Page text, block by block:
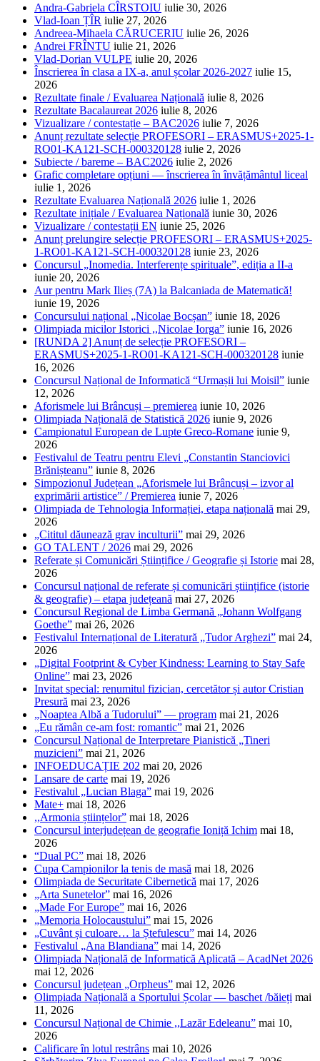
Andra-Gabriela CÎRSTOIU iulie 30, 2026
Vlad-Ioan ȚÎR iulie 27, 2026
Andreea-Mihaela CĂRUCERIU iulie 26, 2026
Andrei FRÎNTU iulie 21, 2026
Vlad-Dorian VULPE iulie 20, 2026
Înscrierea în clasa a IX-a, anul școlar 2026-2027 iulie 15,
2026
Rezultate finale / Evaluarea Națională iulie 8, 2026
Rezultate Bacalaureat 2026 iulie 8, 2026
Vizualizare / contestație – BAC2026 iulie 7, 2026
Anunț rezultate selecție PROFESORI – ERASMUS+2025-1-
RO01-KA121-SCH-000320128 iulie 2, 2026
Subiecte / bareme – BAC2026 iulie 2, 2026
Grafic completare opțiuni — înscrierea în învățământul liceal
iulie 1, 2026
Rezultate Evaluarea Națională 2026 iulie 1, 2026
Rezultate inițiale / Evaluarea Națională iunie 30, 2026
Vizualizare / contestații EN iunie 25, 2026
Anunț prelungire selecție PROFESORI – ERASMUS+2025-
1-RO01-KA121-SCH-000320128 iunie 23, 2026
Concursul „Inomedia. Interferențe spirituale”, ediția a II-a
iunie 20, 2026
Aur pentru Mark Ilieș (7A) la Balcaniada de Matematică!
iunie 19, 2026
Concursului național „Nicolae Bocșan” iunie 18, 2026
Olimpiada micilor Istorici ,,Nicolae Iorga” iunie 16, 2026
[RUNDA 2] Anunț de selecție PROFESORI –
ERASMUS+2025-1-RO01-KA121-SCH-000320128 iunie
16, 2026
Concursul Național de Informatică “Urmașii lui Moisil” iunie
12, 2026
Aforismele lui Brâncuși – premierea iunie 10, 2026
Olimpiada Națională de Statistică 2026 iunie 9, 2026
Campionatul European de Lupte Greco-Romane iunie 9,
2026
Festivalul de Teatru pentru Elevi „Constantin Stanciovici
Brănișteanu” iunie 8, 2026
Simpozionul Județean „Aforismele lui Brâncuși – izvor al
exprimării artistice” / Premierea iunie 7, 2026
Olimpiada de Tehnologia Informației, etapa națională mai 29,
2026
„Cititul dăunează grav inculturii” mai 29, 2026
GO TALENT / 2026 mai 29, 2026
Referate și Comunicări Științifice / Geografie și Istorie mai 28,
2026
Concursul național de referate și comunicări științifice (istorie
& geografie) – etapa județeană mai 27, 2026
Concursul Regional de Limba Germană „Johann Wolfgang
Goethe” mai 26, 2026
Festivalul Internațional de Literatură „Tudor Arghezi” mai 24,
2026
„Digital Footprint & Cyber Kindness: Learning to Stay Safe
Online” mai 23, 2026
Invitat special: renumitul fizician, cercetător și autor Cristian
Presură mai 23, 2026
„Noaptea Albă a Tudorului” — program mai 21, 2026
„Eu rămân ce-am fost: romantic” mai 21, 2026
Concursul Național de Interpretare Pianistică „Tineri
muzicieni” mai 21, 2026
INFOEDUCAȚIE 202 mai 20, 2026
Lansare de carte mai 19, 2026
Festivalul „Lucian Blaga” mai 19, 2026
Mate+ mai 18, 2026
,,Armonia științelor” mai 18, 2026
Concursul interjudețean de geografie Ioniță Ichim mai 18,
2026
“Dual PC” mai 18, 2026
Cupa Campionilor la tenis de masă mai 18, 2026
Olimpiada de Securitate Cibernetică mai 17, 2026
„Arta Sunetelor” mai 16, 2026
„Made For Europe” mai 16, 2026
„Memoria Holocaustului” mai 15, 2026
„Cuvânt și culoare… la Ștefulescu” mai 14, 2026
Festivalul „Ana Blandiana” mai 14, 2026
Olimpiada Națională de Informatică Aplicată – AcadNet 2026
mai 12, 2026
Concursul județean „Orpheus” mai 12, 2026
Olimpiada Națională a Sportului Școlar — baschet /băieți mai
11, 2026
Concursul Național de Chimie ,,Lazăr Edeleanu” mai 10,
2026
Calificare în lotul restrâns mai 10, 2026